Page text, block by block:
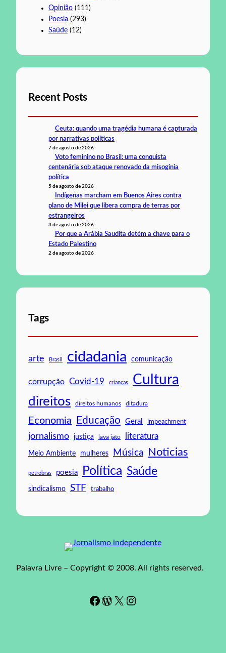
Opinião (111)
Poesia (293)
Saúde (12)
Recent Posts
Ceuta: quando uma tragédia humana é capturada
por narrativas políticas
7 de agosto de 2026
Voto feminino no Brasil: uma conquista
centenária sob ataque renovado da misoginia
política
5 de agosto de 2026
Indígenas marcham em Buenos Aires contra
plano de Milei que libera compra de terras por
estrangeiros
3 de agosto de 2026
Por que a Arábia Saudita detém a chave para o
Estado Palestino
2 de agosto de 2026
Tags
arte Brasil cidadania comunicação
corrupção Covid-19 crianças Cultura
direitos direitos humanos ditadura
Economia Educação Geral impeachment
jornalismo justiça lava jato literatura
Meio Ambiente mulheres Música Noticias
petrobras poesia Política Saúde
sindicalismo STF trabalho
Palavra Livre – Copyright © 2008. All rights reserved.
Facebook WordPress # Instagram